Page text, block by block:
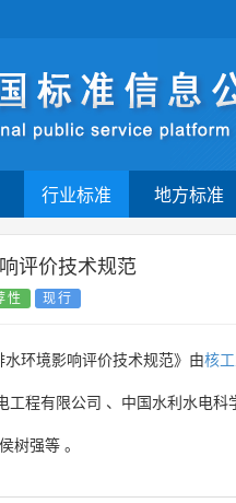
行业标准 地方标准
评价技术规范
性 现行
环境影响评价技术规范》由核
工程有限公司 、 中国水利水电科
侯树强等 。